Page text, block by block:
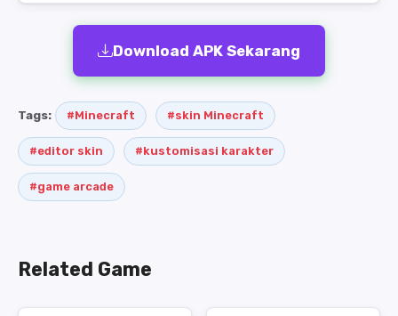
Download APK Sekarang
Tags: #Minecraft #skin Minecraft
#editor skin #kustomisasi karakter
#game arcade
Related Game